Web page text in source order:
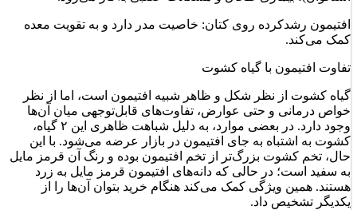
افتیمون رشدکرده روی کتان: خاصیت مدر دارد و به تقویت معده
کمک می‌کند.
تفاوت افتیمون با گیاه کشوت
گیاه کشوت از نظر شکل و ظاهر شبیه افتیمون است، اما از نظر
خواص درمانی و حتی عوارض، تفاوت‌های قابل‌توجهی میان آن‌ها
وجود دارد. در بعضی موارد، به دلیل شباهت ظاهری این ۲ گیاه،
کشوت به ‌اشتباه به جای افتیمون در بازار عرضه می‌شود. با این
حال، تخم کشوت بزرگ‌تر از تخم افتیمون بوده و رنگ آن قرمز مایل
به سفید است؛ در حالی که دانه‌های افتیمون قرمز مایل به زرد
هستند. همین ویژگی کمک می‌کند هنگام خرید بتوان آن‌ها را از
یکدیگر تشخیص داد.